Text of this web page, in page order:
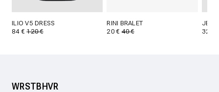
ILIO V5 DRESS
84 €120 €
RINI BRALET
20 €40 €
32 €
WRSTBHVR